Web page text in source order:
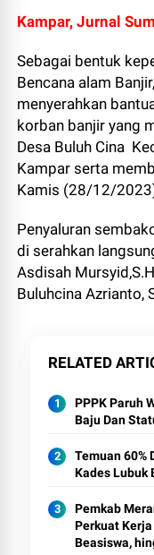
Kampar, Jurnal
Sebagai bentuk
Bencana alam
menyerahkan
korban banjir yang
Desa Buluh Cina
Kampar serta
Kamis (28/12/
Penyaluran
di serahkan
Asdisah
Buluhcina Azrianto,
RELATED
PPPK Paruh
Baju Dan
Temuan 60%
Kades Lubuk
Pemkab
Perkuat
Beasiswa,